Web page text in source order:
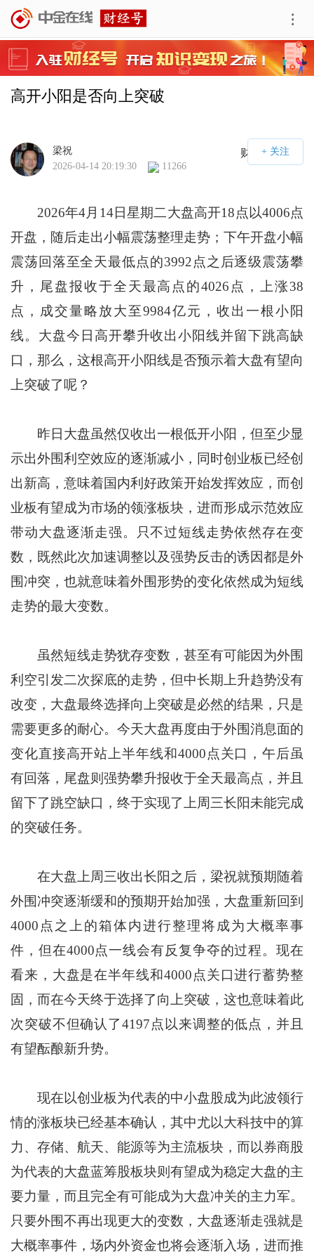
高开小阳是否向上突破
财经号APP
梁祝
2026-04-14 20:19:30
11266
2026年4月14日星期二大盘高开18点以4006点
开盘，随后走出小幅震荡整理走势；下午开盘小幅
震荡回落至全天最低点的3992点之后逐级震荡攀
升，尾盘报收于全天最高点的4026点，上涨38
点，成交量略放大至9984亿元，收出一根小阳
线。大盘今日高开攀升收出小阳线并留下跳高缺
口，那么，这根高开小阳线是否预示着大盘有望向
上突破了呢？
昨日大盘虽然仅收出一根低开小阳，但至少显
示出外围利空效应的逐渐减小，同时创业板已经创
出新高，意味着国内利好政策开始发挥效应，而创
业板有望成为市场的领涨板块，进而形成示范效应
带动大盘逐渐走强。只不过短线走势依然存在变
数，既然此次加速调整以及强势反击的诱因都是外
围冲突，也就意味着外围形势的变化依然成为短线
走势的最大变数。
虽然短线走势犹存变数，甚至有可能因为外围
利空引发二次探底的走势，但中长期上升趋势没有
改变，大盘最终选择向上突破是必然的结果，只是
需要更多的耐心。今天大盘再度由于外围消息面的
变化直接高开站上半年线和4000点关口，午后虽
有回落，尾盘则强势攀升报收于全天最高点，并且
留下了跳空缺口，终于实现了上周三长阳未能完成
的突破任务。
在大盘上周三收出长阳之后，梁祝就预期随着
外围冲突逐渐缓和的预期开始加强，大盘重新回到
4000点之上的箱体内进行整理将成为大概率事
件，但在4000点一线会有反复争夺的过程。现在
看来，大盘是在半年线和4000点关口进行蓄势整
固，而在今天终于选择了向上突破，这也意味着此
次突破不但确认了4197点以来调整的低点，并且
有望酝酿新升势。
现在以创业板为代表的中小盘股成为此波领行
情的涨板块已经基本确认，其中尤以大科技中的算
力、存储、航天、能源等为主流板块，而以券商股
为代表的大盘蓝筹股板块则有望成为稳定大盘的主
要力量，而且完全有可能成为大盘冲关的主力军。
只要外围不再出现更大的变数，大盘逐渐走强就是
大概率事件，场内外资金也将会逐渐入场，进而推